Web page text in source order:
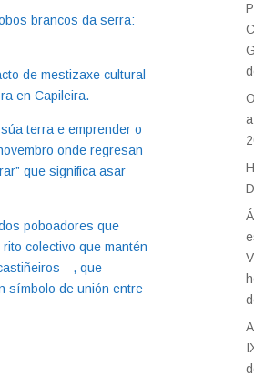
brancos da serra:
de mestizaxe cultural
en Capileira.
terra e emprender o
onde regresan
que significa asar
poboadores que
colectivo que mantén
que
símbolo de unión entre